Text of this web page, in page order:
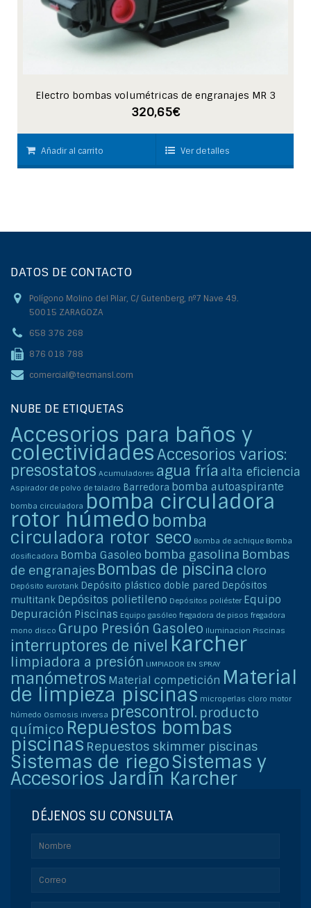
Electro bombas volumétricas de engranajes MR 3
320,65€
Añadir al carrito Ver detalles
DATOS DE CONTACTO
Polígono Molino del Pilar, C/ Gutenberg, nº7 Nave 49.
50015 ZARAGOZA
658 376 268
876 018 788
comercial@tecmansl.com
NUBE DE ETIQUETAS
Accesorios para baños y
colectividadesAccesorios varios:
presostatos Acumuladores agua fría alta eficiencia
Aspirador de polvo de taladro Barredora bomba autoaspirante
bomba circuladora bomba circuladora
rotor húmedo bomba
circuladora rotor seco Bomba de achique Bomba
dosificadora Bomba Gasoleo bomba gasolina Bombas
de engranajes Bombas de piscina cloro
Depósito eurotank Depósito plástico doble pared Depósitos
multitank Depósitos polietileno Depósitos poliéster Equipo
Depuración Piscinas Equipo gasóleo fregadora de pisos fregadora
mono disco Grupo Presión Gasoleo Iluminacion Piscinas
interruptores de nivel karcher
limpiadora a presión LIMPIADOR EN SPRAY
manómetros Material competición Material
de limpieza piscinas microperlas cloro motor
húmedo Osmosis inversa prescontrol. producto
químico Repuestos bombas
piscinas Repuestos skimmer piscinas
Sistemas de riegoSistemas y
Accesorios Jardín Karcher
DÉJENOS SU CONSULTA